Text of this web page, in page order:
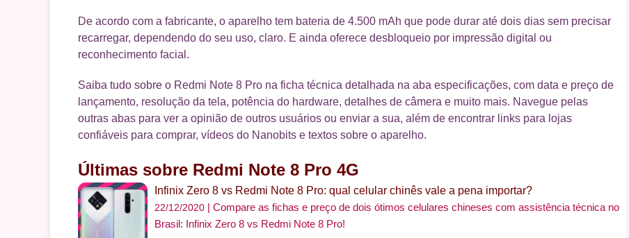
De acordo com a fabricante, o aparelho tem bateria de 4.500 mAh que pode durar até dois dias sem precisar
recarregar, dependendo do seu uso, claro. E ainda oferece desbloqueio por impressão digital ou
reconhecimento facial.
Saiba tudo sobre o Redmi Note 8 Pro na ficha técnica detalhada na aba especificações, com data e preço de
lançamento, resolução da tela, potência do hardware, detalhes de câmera e muito mais. Navegue pelas
outras abas para ver a opinião de outros usuários ou enviar a sua, além de encontrar links para lojas
confiáveis para comprar, vídeos do Nanobits e textos sobre o aparelho.
Últimas sobre Redmi Note 8 Pro 4G
Infinix Zero 8 vs Redmi Note 8 Pro: qual celular chinês vale a pena importar?
22/12/2020
Compare as fichas e preço de dois ótimos celulares chineses com assistência técnica no
Brasil: Infinix Zero 8 vs Redmi Note 8 Pro!